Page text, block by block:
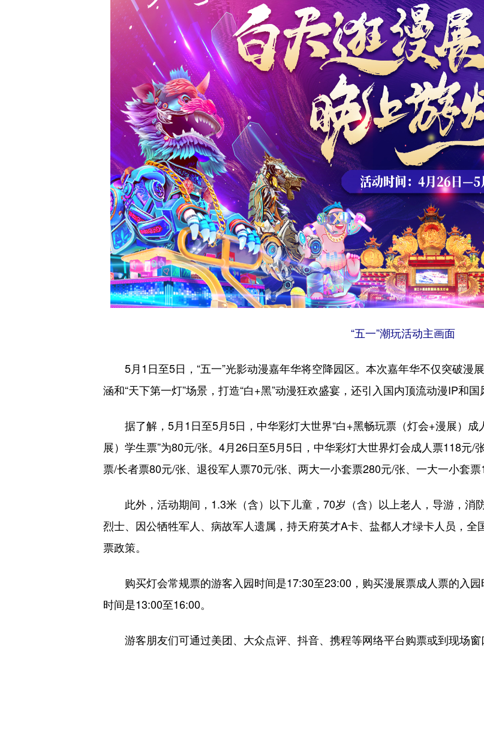
“五一”潮玩活动主画面
5月1日至5日，“五一”光影动漫嘉年华将空降园区。本次嘉年华不仅突破漫
涵和“天下第一灯”场景，打造“白+黑”动漫狂欢盛宴，还引入国内顶流动漫IP和国
据了解，5月1日至5月5日，中华彩灯大世界“白+黑畅玩票（灯会+漫展）成
展）学生票”为80元/张。4月26日至5月5日，中华彩灯大世界灯会成人票118元/
票/长者票80元/张、退役军人票70元/张、两大一小套票280元/张、一大一小套票
此外，活动期间，1.3米（含）以下儿童，70岁（含）以上老人，导游，消
烈士、因公牺牲军人、病故军人遗属，持天府英才A卡、盐都人才绿卡人员，
票政策。
购买灯会常规票的游客入园时间是17:30至23:00，购买漫展票成人票的入
时间是13:00至16:00。
游客朋友们可通过美团、大众点评、抖音、携程等网络平台购票或到现场窗